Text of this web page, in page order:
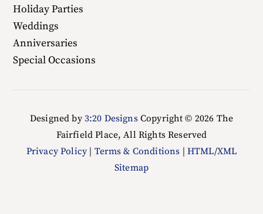
Holiday Parties
Weddings
Anniversaries
Special Occasions
Designed by 3:20 DesignsCopyright © 2026 The
Fairfield Place, All Rights Reserved
Privacy Policy | Terms & Conditions | HTML/XML
Sitemap